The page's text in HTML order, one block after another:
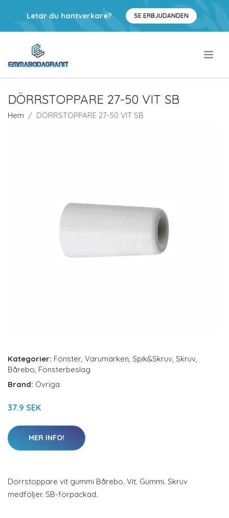
Letar du hantverkare? SE ERBJUDANDEN
DÖRRSTOPPARE 27-50 VIT SB
Hem DÖRRSTOPPARE 27-50 VIT SB
Kategorier: Fönster, Varumärken, Spik&Skruv, Skruv,
Bårebo, Fönsterbeslag
Brand: Övriga
37.9 SEK
MER INFO!
Dörrstoppare vit gummi Bårebo. Vit. Gummi. Skruv
medföljer. SB-förpackad.